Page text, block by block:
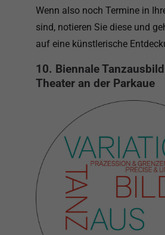
Wenn also noch Termine in
sind, notieren Sie diese und
auf eine künstlerische
10. Biennale
Theater an der Parkaue